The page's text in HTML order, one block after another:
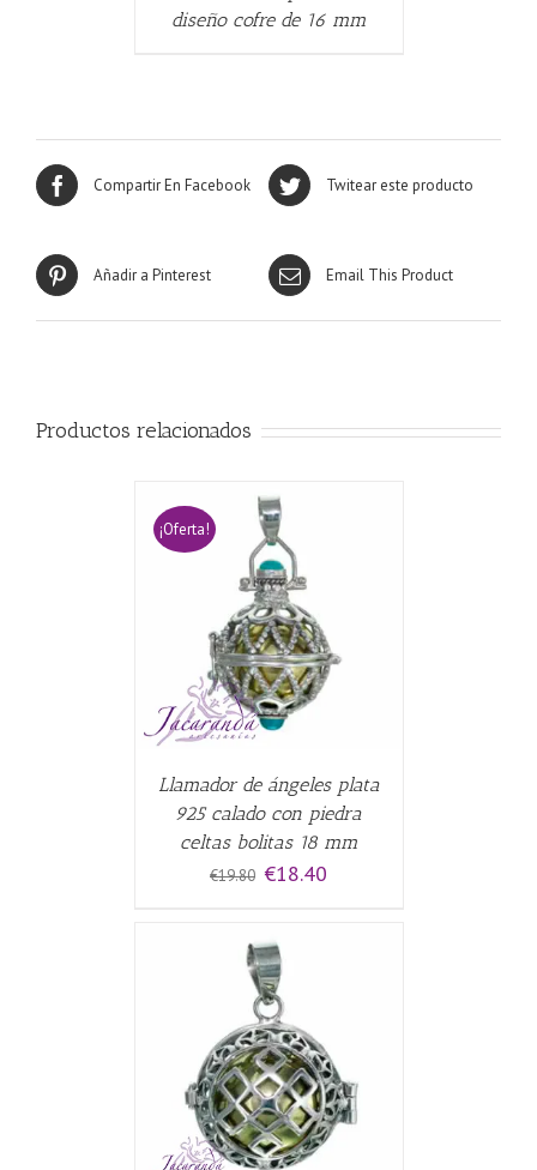
diseño cofre de 16 mm
Compartir En Facebook Twitear este producto
Añadir a Pinterest Email This Product
Productos relacionados
¡Oferta!
Llamador de ángeles plata
925 calado con piedra
celtas bolitas 18 mm
€19.80 El
€19.80.
€18.40